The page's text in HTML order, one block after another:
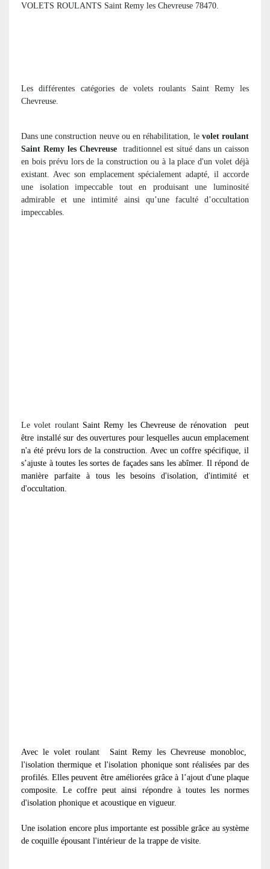
VOLETS ROULANTS Saint Remy les Chevreuse 78470.
Les différentes catégories de volets roulants Saint Remy les
Chevreuse.
Dans une construction neuve ou en réhabilitation, le volet roulant
Saint Remy les Chevreuse
traditionnel est situé dans un caisson
en bois prévu lors de la construction ou à la place d'un volet déjà
existant. Avec son emplacement spécialement adapté, il accorde
une isolation impeccable tout en produisant une luminosité
admirable et une intimité ainsi qu’une faculté d’occultation
impeccables.
Le volet roulantSaint Remy les Chevreuse de rénovation
peut
être installé sur des ouvertures pour lesquelles aucun emplacement
n'a été prévu lors de la construction. Avec un coffre spécifique, il
s’ajuste à toutes les sortes de façades sans les abîmer. Il répond de
manière parfaite à tous les besoins d'isolation, d'intimité et
d'occultation.
Avec le volet roulant
Saint Remy les Chevreuse monobloc,
l'isolation thermique et l'isolation phonique sont réalisées par des
profilés. Elles peuvent être améliorées grâce à l’ajout d'une plaque
composite. Le coffre peut ainsi répondre à toutes les normes
d'isolation phonique et acoustique en vigueur.
Une isolation encore plus importante est possible grâce au système
de coquille épousant l'intérieur de la trappe de visite.